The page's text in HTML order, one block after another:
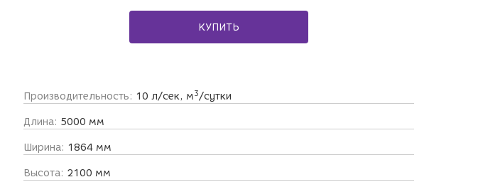
КУПИТЬ
Производительность: 10 л/сек, м3/сутки
Длина: 5000 мм
Ширина: 1864 мм
Высота: 2100 мм